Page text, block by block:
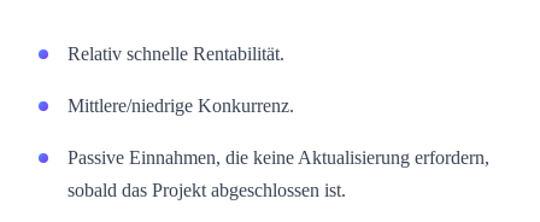
Relativ schnelle Rentabilität.
Mittlere/niedrige Konkurrenz.
Passive Einnahmen, die keine Aktualisierung erfordern,
sobald das Projekt abgeschlossen ist.